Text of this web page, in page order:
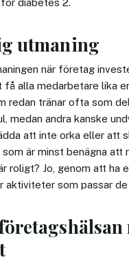
diabetes 2.
utmaning
när företag
få alla medarbetare lika
redan tränar ofta som
medan andra kanske
att inte orka eller att
är minst benägna att
roligt? Jo, genom att ha
aktiviteter som passar